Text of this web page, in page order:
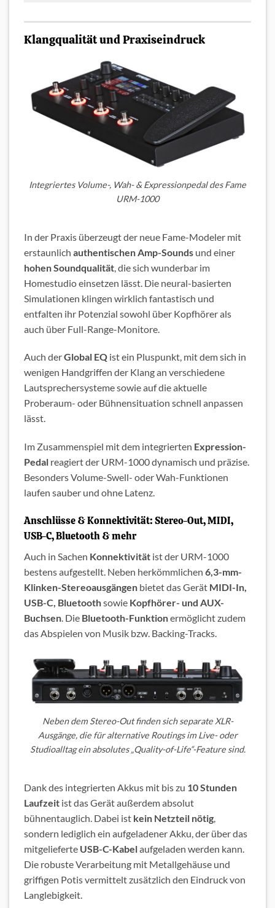
Klangqualität und Praxiseindruck
Integriertes Volume-, Wah- & Expressionpedal des Fame
URM-1000
In der Praxis überzeugt der neue Fame-Modeler mit
erstaunlich authentischen Amp-Sounds und einer
hohen Soundqualität , die sich wunderbar im
Homestudio einsetzen lässt. Die neural-basierten
Simulationen klingen wirklich fantastisch und
entfalten ihr Potenzial sowohl über Kopfhörer als
auch über Full-Range-Monitore.
Auch derGlobal EQ ist ein Pluspunkt, mit dem sich in
wenigen Handgriffen der Klang an verschiedene
Lautsprechersysteme sowie auf die aktuelle
Proberaum- oder Bühnensituation schnell anpassen
lässt.
Im Zusammenspiel mit dem integrierten Expression-
Pedal reagiert der URM-1000 dynamisch und präzise.
Besonders Volume-Swell- oder Wah-Funktionen
laufen sauber und ohne Latenz.
Anschlüsse & Konnektivität: Stereo-Out, MIDI,
USB-C, Bluetooth & mehr
Auch in Sachen Konnektivität ist der URM-1000
bestens aufgestellt. Neben herkömmlichen 6,3-mm-
Klinken-Stereoausgängen bietet das Gerät MIDI-In,
USB-C, Bluetoothsowie Kopfhörer- und AUX-
Buchsen. Die Bluetooth-Funktionermöglicht zudem
das Abspielen von Musik bzw. Backing-Tracks.
Neben dem Stereo-Out finden sich separate XLR-
Ausgänge, die für alternative Routings im Live- oder
Studioalltag ein absolutes „Quality-of-Life“-Feature sind.
Dank des integrierten Akkus mit bis zu 10 Stunden
Laufzeit ist das Gerät außerdem absolut
bühnentauglich. Dabei ist kein Netzteil nötig,
sondern lediglich ein aufgeladener Akku, der über das
mitgelieferte USB-C-Kabelaufgeladen werden kann.
Die robuste Verarbeitung mit Metallgehäuse und
griffigen Potis vermittelt zusätzlich den Eindruck von
Langlebigkeit.